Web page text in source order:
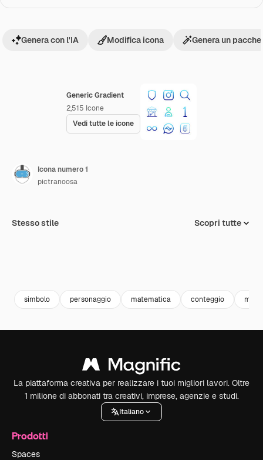
Generic Gradient
2,515 Icone
Vedi tutte le icone
Genera con l'IA Modifica icona Genera un
Icona numero 1
pictranoosa
Stesso stile Scopri tutte
simbolo personaggio matematica conteggio
La piattaforma creativa per realizzare i tuoi migliori lavori. Oltre
1 milione di abbonati tra creativi, imprese, agenzie e studi.
Italiano
Prodotti
Spaces